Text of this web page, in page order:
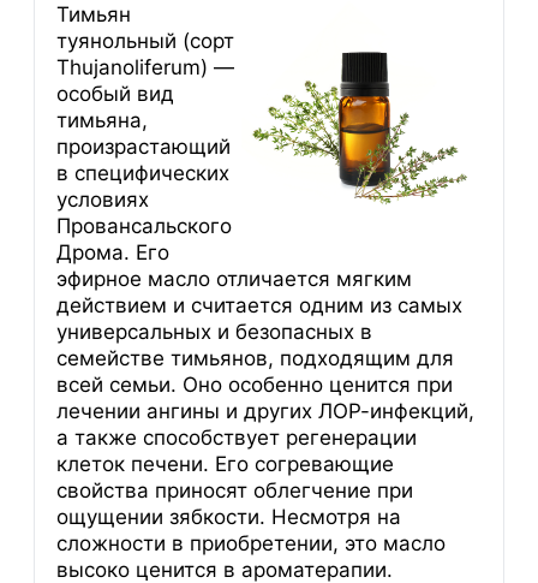
Тимьян
туянольный (сорт
Thujanoliferum) —
особый вид
тимьяна,
произрастающий
в специфических
условиях
Провансальского
Дрома. Его
эфирное масло отличается мягким
действием и считается одним из самых
универсальных и безопасных в
семействе тимьянов, подходящим для
всей семьи. Оно особенно ценится при
лечении ангины и других ЛОР-инфекций,
а также способствует регенерации
клеток печени. Его согревающие
свойства приносят облегчение при
ощущении зябкости. Несмотря на
сложности в приобретении, это масло
высоко ценится в ароматерапии.